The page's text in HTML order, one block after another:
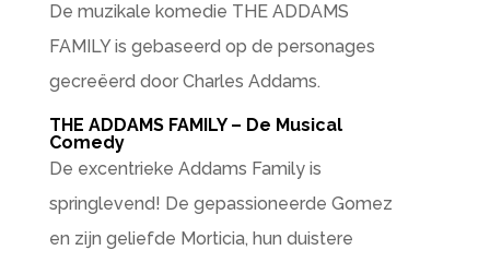
De muzikale komedie THE ADDAMS
FAMILY is gebaseerd op de personages
gecreëerd door Charles Addams.
THE ADDAMS FAMILY – De Musical
Comedy
De excentrieke Addams Family is
springlevend! De gepassioneerde Gomez
en zijn geliefde Morticia, hun duistere